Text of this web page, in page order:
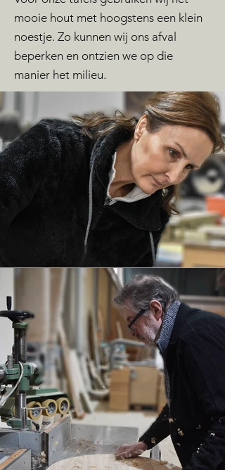
mooie hout met hoogstens een klein
noestje. Zo kunnen wij ons afval
beperken en ontzien we op die
manier het milieu.